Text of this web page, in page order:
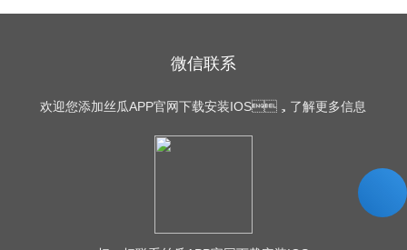
微信联系
欢迎您添加丝瓜APP官网下载安装IOS，了解更多信息